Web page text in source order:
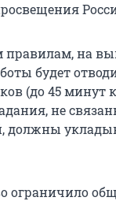
правилам, на
будет
(до 45 минут
не
должны
ограничило